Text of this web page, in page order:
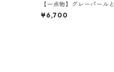
【一点物】グレーパールと
真鍮モチーフのロングネッ
クレス
¥6,700